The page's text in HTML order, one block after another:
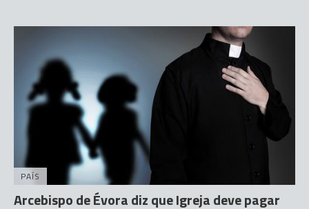
PAÍS
Arcebispo de Évora diz que Igreja deve pagar